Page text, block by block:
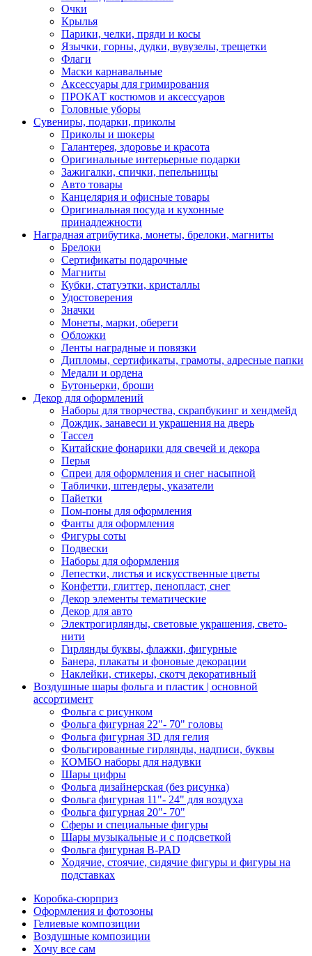
Очки
Крылья
Парики, челки, пряди и косы
Язычки, горны, дудки, вувузелы, трещетки
Флаги
Маски карнавальные
Аксессуары для гримирования
ПРОКАТ костюмов и аксессуаров
Головные уборы
Сувениры, подарки, приколы
Приколы и шокеры
Галантерея, здоровье и красота
Оригинальные интерьерные подарки
Зажигалки, спички, пепельницы
Авто товары
Канцелярия и офисные товары
Оригинальная посуда и кухонные
принадлежности
Наградная атрибутика, монеты, брелоки, магниты
Брелоки
Сертификаты подарочные
Магниты
Кубки, статуэтки, кристаллы
Удостоверения
Значки
Монеты, марки, обереги
Обложки
Ленты наградные и повязки
Дипломы, сертификаты, грамоты, адресные папки
Медали и ордена
Бутоньерки, броши
Декор для оформлений
Наборы для творчества, скрапбукинг и хендмейд
Дождик, занавеси и украшения на дверь
Тассел
Китайские фонарики для свечей и декора
Перья
Спреи для оформления и снег насыпной
Таблички, штендеры, указатели
Пайетки
Пом-поны для оформления
Фанты для оформления
Фигуры соты
Подвески
Наборы для оформления
Лепестки, листья и искусственные цветы
Конфетти, глиттер, пенопласт, снег
Декор элементы тематические
Декор для авто
Электрогирлянды, световые украшения, свето-
нити
Гирлянды буквы, флажки, фигурные
Банера, плакаты и фоновые декорации
Наклейки, стикеры, скотч декоративный
Воздушные шары фольга и пластик | основной
ассортимент
Фольга с рисунком
Фольга фигурная 22"- 70" головы
Фольга фигурная 3D для гелия
Фольгированные гирлянды, надписи, буквы
КОМБО наборы для надувки
Шары цифры
Фольга дизайнерская (без рисунка)
Фольга фигурная 11"- 24" для воздуха
Фольга фигурная 20"- 70"
Сферы и специальные фигуры
Шары музыкальные и с подсветкой
Фольга фигурная B-PAD
Ходячие, стоячие, сидячие фигуры и фигуры на
подставках
Коробка-сюрприз
Оформления и фотозоны
Гелиевые композиции
Воздушные композиции
Хочу все сам